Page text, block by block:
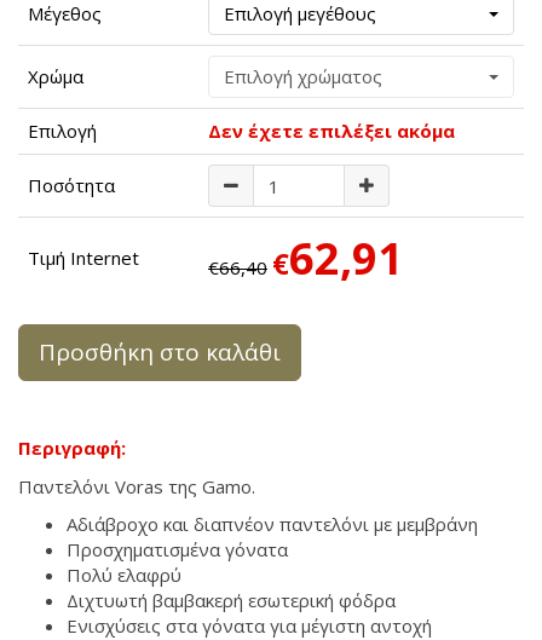
Μέγεθος Επιλογή μεγέθους
Χρώμα Επιλογή χρώματος
Επιλογή Δεν έχετε επιλέξει ακόμα
Ποσότητα
Τιμή Internet €66,40 €62,91
Προσθήκη στο καλάθι
Περιγραφή:
Παντελόνι Voras της Gamo.
Αδιάβροχο και διαπνέον παντελόνι με μεμβράνη
Προσχηματισμένα γόνατα
Πολύ ελαφρύ
Διχτυωτή βαμβακερή εσωτερική φόδρα
Ενισχύσεις στα γόνατα για μέγιστη αντοχή